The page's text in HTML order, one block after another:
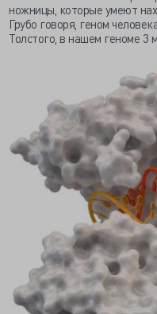
ножницы, которые умеют
Грубо говоря, геном
Толстого, в нашем геноме 3